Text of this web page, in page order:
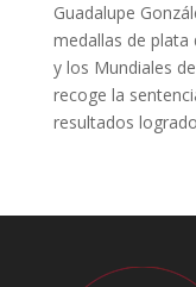
Guadalupe
medallas de plata
y los Mundiales
recoge la
resultados